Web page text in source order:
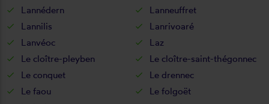
Lannédern
Lanneuffret
Lannilis
Lanrivoaré
Lanvéoc
Laz
Le cloître-pleyben
Le cloître-saint-thégonnec
Le conquet
Le drennec
Le faou
Le folgoët